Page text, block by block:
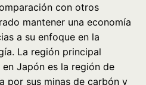
con otros
mantener una economía
a su enfoque en la
La región principal
Japón es la región de
por sus minas de carbón y